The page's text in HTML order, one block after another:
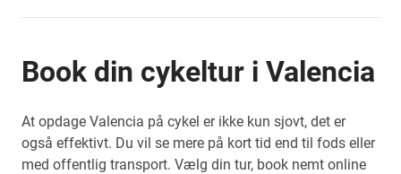
Book din cykeltur i Valencia
At opdage Valencia på cykel er ikke kun sjovt, det er
også effektivt. Du vil se mere på kort tid end til fods eller
med offentlig transport. Vælg din tur, book nemt online